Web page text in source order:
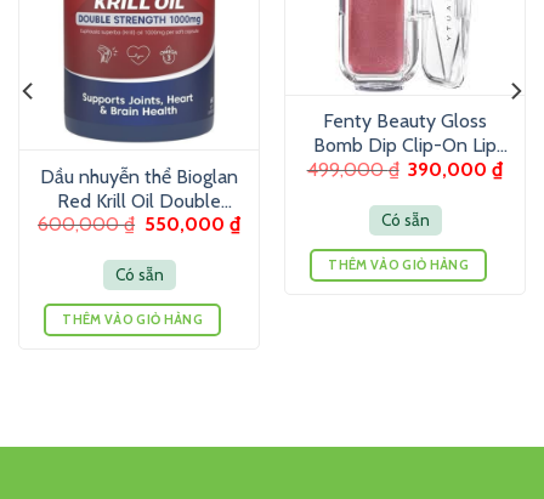
Dầu nhuyễn thể Bioglan
Red Krill Oil Double
Strength 1000mg 60
600,000₫ 550,000 ₫
Có sẵn
THÊM VÀO GIỎ HÀNG
Fenty Beauty Gloss
Bomb Dip Clip-On Lip
Luminizer 6g – Son
499,000₫ 390,000₫
Có sẵn
THÊM VÀO GIỎ HÀNG